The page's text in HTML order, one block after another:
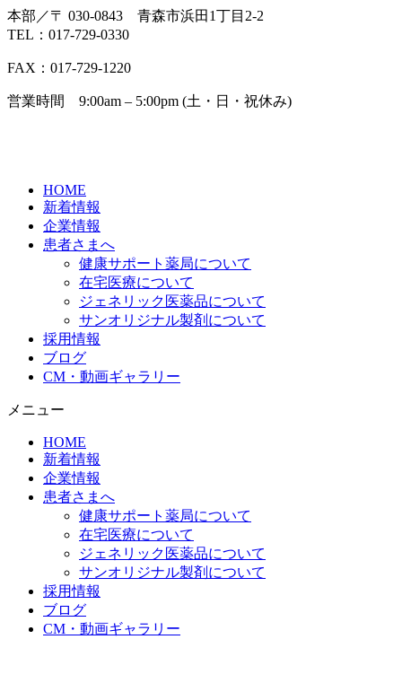
本部／〒 030-0843 青森市浜田1丁目2-2
TEL：017-729-0330
FAX：017-729-1220
営業時間 9:00am – 5:00pm (土・日・祝休み)
HOME
新着情報
企業情報
患者さまへ
健康サポート薬局について
在宅医療について
ジェネリック医薬品について
サンオリジナル製剤について
採用情報
ブログ
CM・動画ギャラリー
メニュー
HOME
新着情報
企業情報
患者さまへ
健康サポート薬局について
在宅医療について
ジェネリック医薬品について
サンオリジナル製剤について
採用情報
ブログ
CM・動画ギャラリー